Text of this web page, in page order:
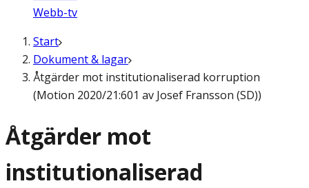
Webb-tv
Start
Dokument & lagar
Åtgärder mot institutionaliserad korruption
(Motion 2020/21:601 av Josef Fransson (SD))
Åtgärder mot
institutionaliserad